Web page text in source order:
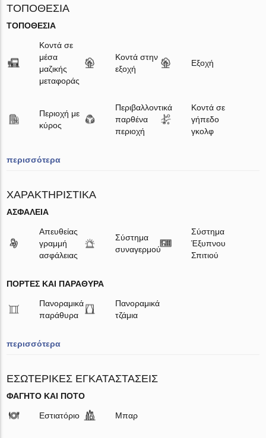
ΤΟΠΟΘΕΣΊΑ
ΤΟΠΟΘΕΣΊΑ
Κοντά σε
μέσα
μαζικής
μεταφοράς
Κοντά στην
εξοχή
Εξοχή
Περιοχή με
κύρος
Περιβαλλοντικά
παρθένα
περιοχή
Κοντά σε
γήπεδο
γκολφ
περισσότερα
ΧΑΡΑΚΤΗΡΙΣΤΙΚΆ
ΑΣΦΆΛΕΙΑ
Απευθείας
γραμμή
ασφάλειας
Σύστημα
συναγερμού
Σύστημα
Έξυπνου
Σπιτιού
ΠΌΡΤΕΣ ΚΑΙ ΠΑΡΆΘΥΡΑ
Πανοραμικά
παράθυρα
Πανοραμικά
τζάμια
περισσότερα
ΕΣΩΤΕΡΙΚΈΣ ΕΓΚΑΤΑΣΤΆΣΕΙΣ
ΦΑΓΗΤΌ ΚΑΙ ΠΟΤΌ
Εστιατόριο Μπαρ